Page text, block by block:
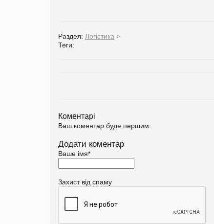
Раздел: Логістика >
Теги:
Коментарі
Ваш коментар буде першим.
Додати коментар
Ваше імя*
Захист від спаму